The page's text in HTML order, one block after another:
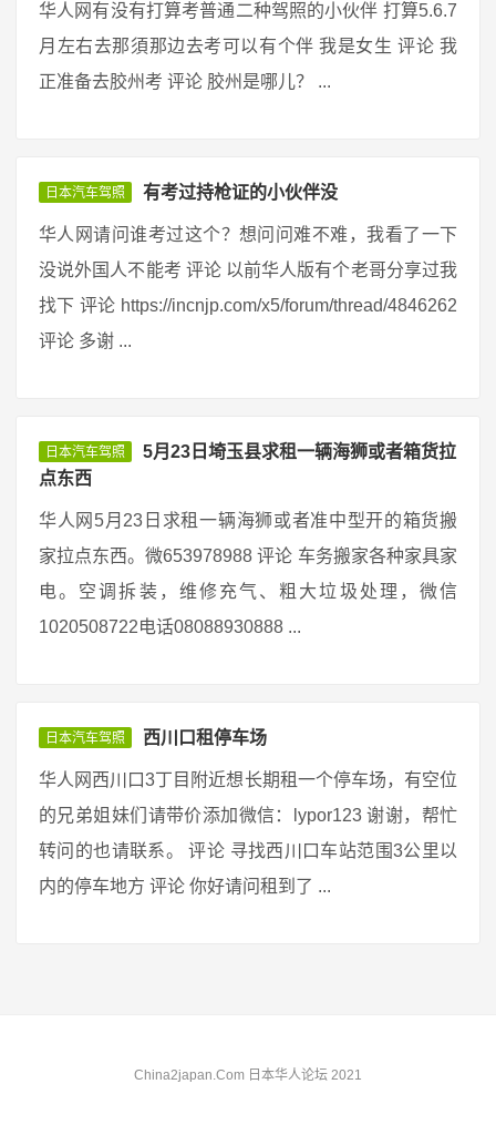
华人网有没有打算考普通二种驾照的小伙伴 打算5.6.7
月左右去那須那边去考可以有个伴 我是女生 评论 我
正准备去胶州考 评论 胶州是哪儿？ ...
日本汽车驾照 有考过持枪证的小伙伴没
华人网请问谁考过这个？想问问难不难，我看了一下
没说外国人不能考 评论 以前华人版有个老哥分享过我
找下 评论 https://incnjp.com/x5/forum/thread/4846262
评论 多谢 ...
日本汽车驾照
5月23日埼玉县求租一辆海狮或者箱货拉
点东西
华人网5月23日求租一辆海狮或者准中型开的箱货搬
家拉点东西。微653978988 评论 车务搬家各种家具家
电。空调拆装，维修充气、粗大垃圾处理，微信
1020508722电话08088930888 ...
日本汽车驾照 西川口租停车场
华人网西川口3丁目附近想长期租一个停车场，有空位
的兄弟姐妹们请带价添加微信：lypor123 谢谢，帮忙
转问的也请联系。 评论 寻找西川口车站范围3公里以
内的停车地方 评论 你好请问租到了 ...
China2japan.Com 日本华人论坛 2021